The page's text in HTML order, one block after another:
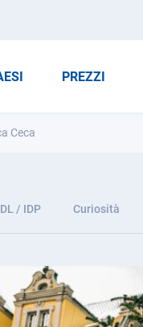
PREZZI
Ceca
/ IDP Curiosità